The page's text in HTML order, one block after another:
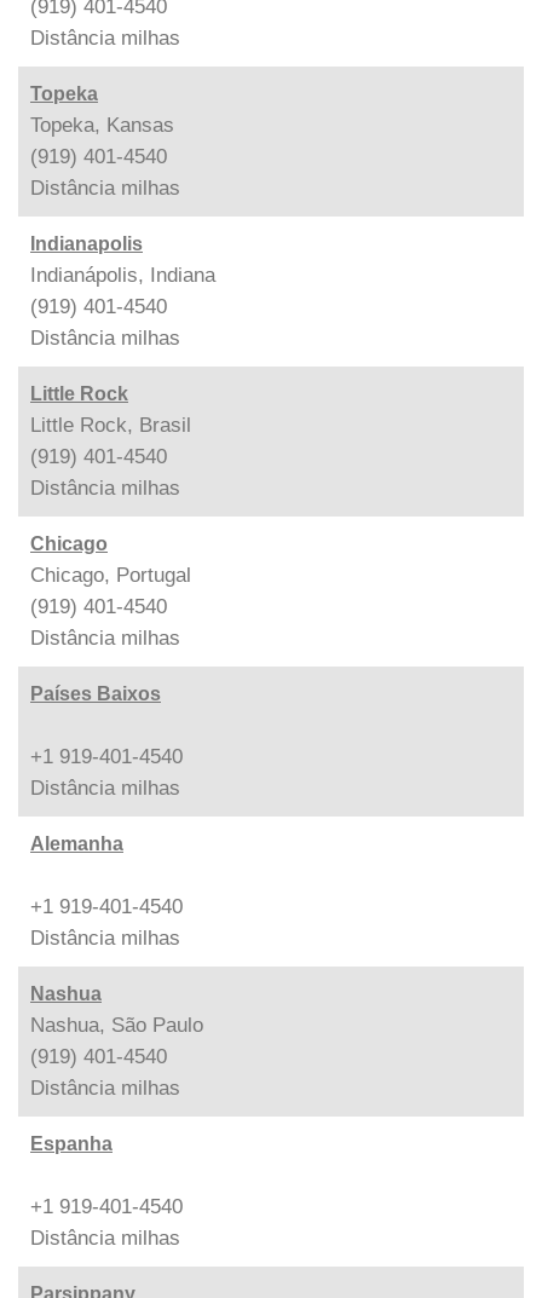
(919) 401-4540
Distância milhas
Topeka
Topeka, Kansas
(919) 401-4540
Distância milhas
Indianapolis
Indianápolis, Indiana
(919) 401-4540
Distância milhas
Little Rock
Little Rock, Brasil
(919) 401-4540
Distância milhas
Chicago
Chicago, Portugal
(919) 401-4540
Distância milhas
Países Baixos
+1 919-401-4540
Distância milhas
Alemanha
+1 919-401-4540
Distância milhas
Nashua
Nashua, São Paulo
(919) 401-4540
Distância milhas
Espanha
+1 919-401-4540
Distância milhas
Parsippany